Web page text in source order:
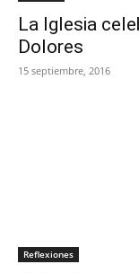
La Iglesia
Dolores
15 septiembre, 2016
Reflexiones